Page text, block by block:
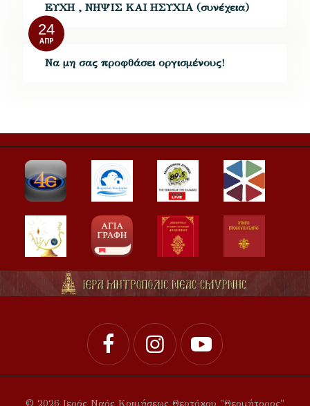
ΕΥΧΗ , ΝΗΨΙΣ KAI ΗΣΥΧΙΑ (συνέχεια)
24
ΑΠΡ
Να μη σας προφθάσει οργισμένους!
© 2026 Ιερός Ναός Κοιμήσεως Θεοτόκου "Θεομήτορος"